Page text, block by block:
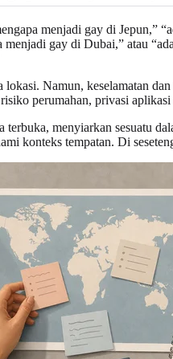
menjadi gay di Jepun,”
menjadi gay di Dubai,” atau
lokasi. Namun, keselamatan
perumahan, privasi
terbuka, menyiarkan sesuatu
konteks tempatan. Di